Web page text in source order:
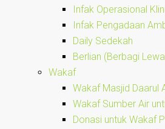
Infak Operasional
Infak Pengadaan
Daily Sedekah
Berlian (Berbagi
Wakaf
Wakaf Masjid Daarul
Wakaf Sumber Air
Donasi untuk Wakaf